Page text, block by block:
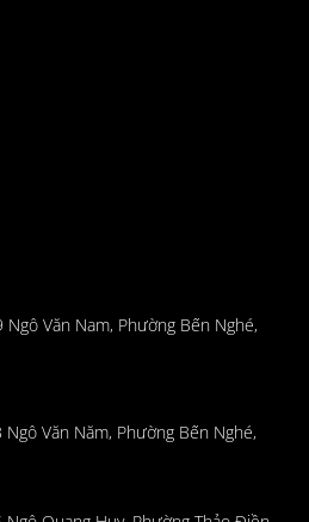
Văn Nam, Phường Bến Nghé,
Văn Năm, Phường Bến Nghé,